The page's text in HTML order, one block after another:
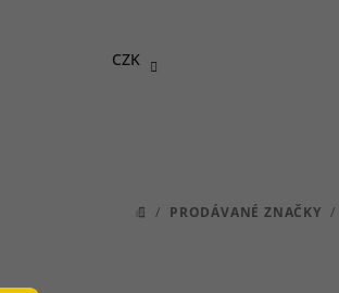
CZK
DOMŮ
/ PRODÁVANÉ ZNAČKY /